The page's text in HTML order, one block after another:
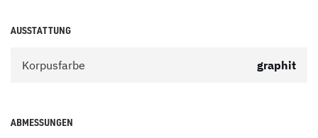
AUSSTATTUNG
Korpusfarbe graphit
ABMESSUNGEN